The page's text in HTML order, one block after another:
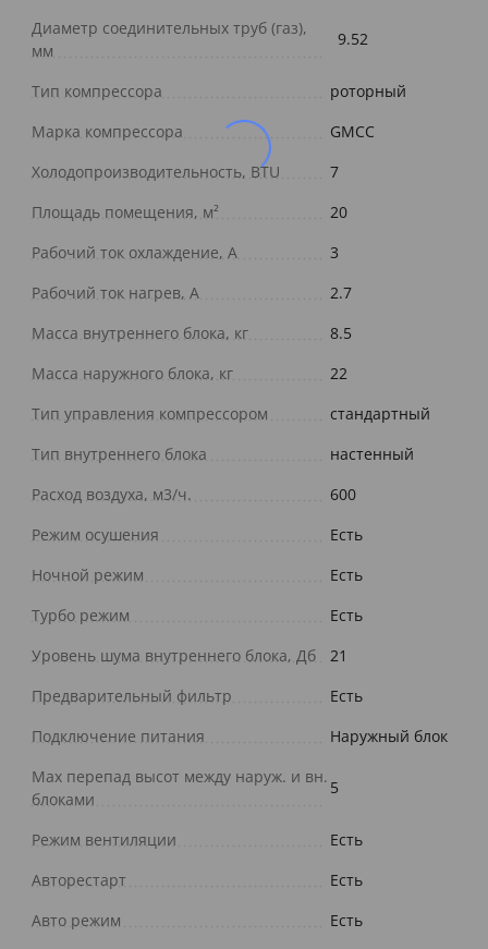
Диаметр соединительных труб (газ),
мм
9.52
Тип компрессора
роторный
Марка компрессора
GMCC
Холодопроизводительность, BTU
7
Площадь помещения, м²
20
Рабочий ток охлаждение, А
3
Рабочий ток нагрев, А
2.7
Масса внутреннего блока, кг
8.5
Масса наружного блока, кг
22
Тип управления компрессором
стандартный
Тип внутреннего блока
настенный
Расход воздуха, м3/ч.
600
Режим осушения
Есть
Ночной режим
Есть
Турбо режим
Есть
Уровень шума внутреннего блока, Дб
21
Предварительный фильтр
Есть
Подключение питания
Наружный блок
Max перепад высот между наруж. и вн.
блоками
5
Режим вентиляции
Есть
Авторестарт
Есть
Авто режим
Есть